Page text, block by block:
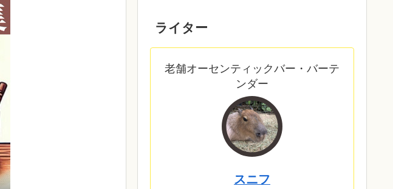
ライター
老舗オーセンティックバー・バーテ
ンダー
スニフ